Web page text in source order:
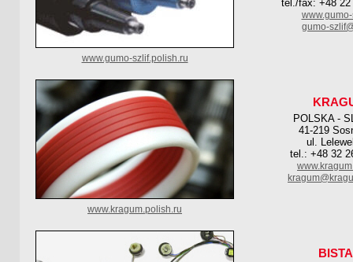
tel./fax: +48 22
gumo-
www.gumo-szlif.polish.ru
POLSKA -
41-219
ul.
tel.: +48 32
www.kragum.polish.ru